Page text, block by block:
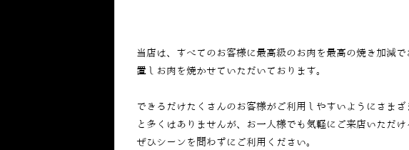
当店は、すべてのお客様に最高級のお肉を最高の焼き加減
置しお肉を焼かせていただいております。
できるだけたくさんのお客様がご利用しやすいようにさま
と多くはありませんが、お一人様でも気軽にご来店いただ
ぜひシーンを問わずにご利用ください。